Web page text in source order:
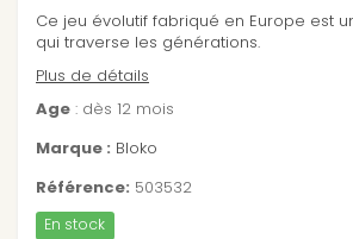
Ce jeu évolutif fabriqué en Europe est
qui traverse les générations.
Plus de détails
Age : dès 12 mois
Marque : Bloko
Référence: 503532
En stock